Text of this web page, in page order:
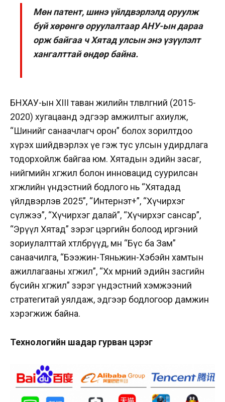
Мөн патент, шинэ үйлдвэрлэлд оруулж
буй хөрөнгө оруулалтаар АНУ-ын дараа
орж байгаа ч Хятад улсын энэ үзүүлэлт
хангалттай өндөр байна.
БНХАУ-ын XIII таван жилийн төлөвлөгөөний (2015-
2020) хугацаанд эдгээр амжилтыг ахиулж,
“Шинийг санаачлагч орон” болох зорилтдоо
хүрэх шийдвэрлэх үе гэж тус улсын удирдлага
тодорхойлж байгаа юм. Хятадын эдийн засаг,
нийгмийн хөгжил болон инновацид суурилсан
хөгжлийн үндэстний бодлого нь “Хятадад
үйлдвэрлэв 2025”, “Интернэт+”, “Хүчирхэг
сүлжээ”, “Хүчирхэг далай”, “Хүчирхэг сансар”,
“Эрүүл Хятад” зэрэг цэргийн болоод иргэний
зориулалттай хөтөлбөрүүд, мөн “Бүс ба Зам”
санаачилга, “Бээжин-Тяньжин-Хэбэйн хамтын
ажиллагааны хөгжил”, “Хөх мөрний эдийн засгийн
бүсийн хөгжил” зэрэг үндэстний хэмжээний
стратегитай уялдаж, эдгээр бодлогоор дамжин
хэрэгжиж байна.
Технологийн шадар гурван цэрэг